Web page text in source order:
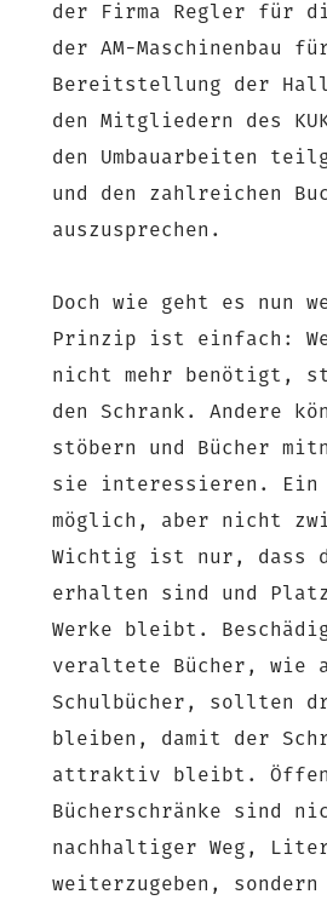
der Firma Regler für
der AM-Maschinenbau
Bereitstellung der
den Mitgliedern des
den Umbauarbeiten
und den zahlreichen
auszusprechen.
Doch wie geht es nun
Prinzip ist einfach:
nicht mehr benötigt,
den Schrank. Andere
stöbern und Bücher
sie interessieren. Ein
möglich, aber nicht
Wichtig ist nur, dass
erhalten sind und
Werke bleibt.
veraltete Bücher, wie
Schulbücher, sollten
bleiben, damit der
attraktiv bleibt.
Bücherschränke sind
nachhaltiger Weg,
weiterzugeben,